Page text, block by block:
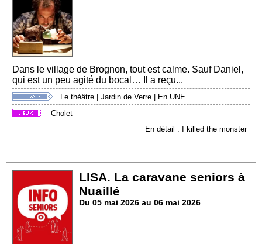
Dans le village de Brognon, tout est calme. Sauf Daniel,
qui est un peu agité du bocal… Il a reçu...
Le théâtre |Jardin de Verre
En UNE
Cholet
En détail : I killed the monster
LISA. La caravane seniors à
Nuaillé
Du 05 mai 2026 au 06 mai 2026